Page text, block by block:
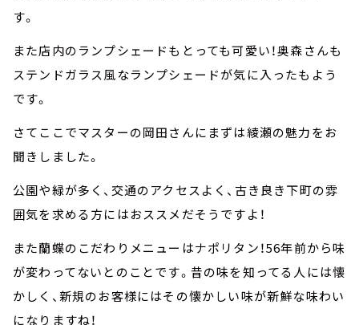
す。
また店内のランプシェードもとっても可愛い！奥森さんも
ステンドガラス風なランプシェードが気に入ったもよう
です。
さてここでマスターの岡田さんにまずは綾瀬の魅力をお
聞きしました。
公園や緑が多く、交通のアクセスよく、古き良き下町の雰
囲気を求める方にはおススメだそうですよ！
また蘭蝶のこだわりメニューはナポリタン！56年前から味
が変わってないとのことです。昔の味を知ってる人には懐
かしく、新規のお客様にはその懐かしい味が新鮮な味わい
になりますね！